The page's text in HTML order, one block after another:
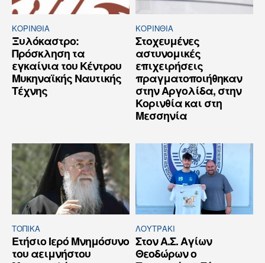
ΚΟΡΙΝΘΊΑ
Ξυλόκαστρο:
Πρόσκληση τα
εγκαίνια του Κέντρου
Μυκηναϊκής Ναυτικής
Τέχνης
ΚΟΡΙΝΘΊΑ
Στοχευμένες
αστυνομικές
επιχειρήσεις
πραγματοποιήθηκαν
στην Αργολίδα, στην
Κορινθία και στη
Μεσσηνία
ΤΟΠΙΚΑ
Ετήσιο Ιερό Μνημόσυνο
του αειμνήστου
ΛΟΥΤΡΆΚΙ
Στον Α.Σ. Αγίων
Θεοδώρων ο